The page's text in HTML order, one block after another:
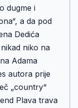
dugme i
a da pod
Dedića
niko na
Adama
autora prije
„country“
Plava trava